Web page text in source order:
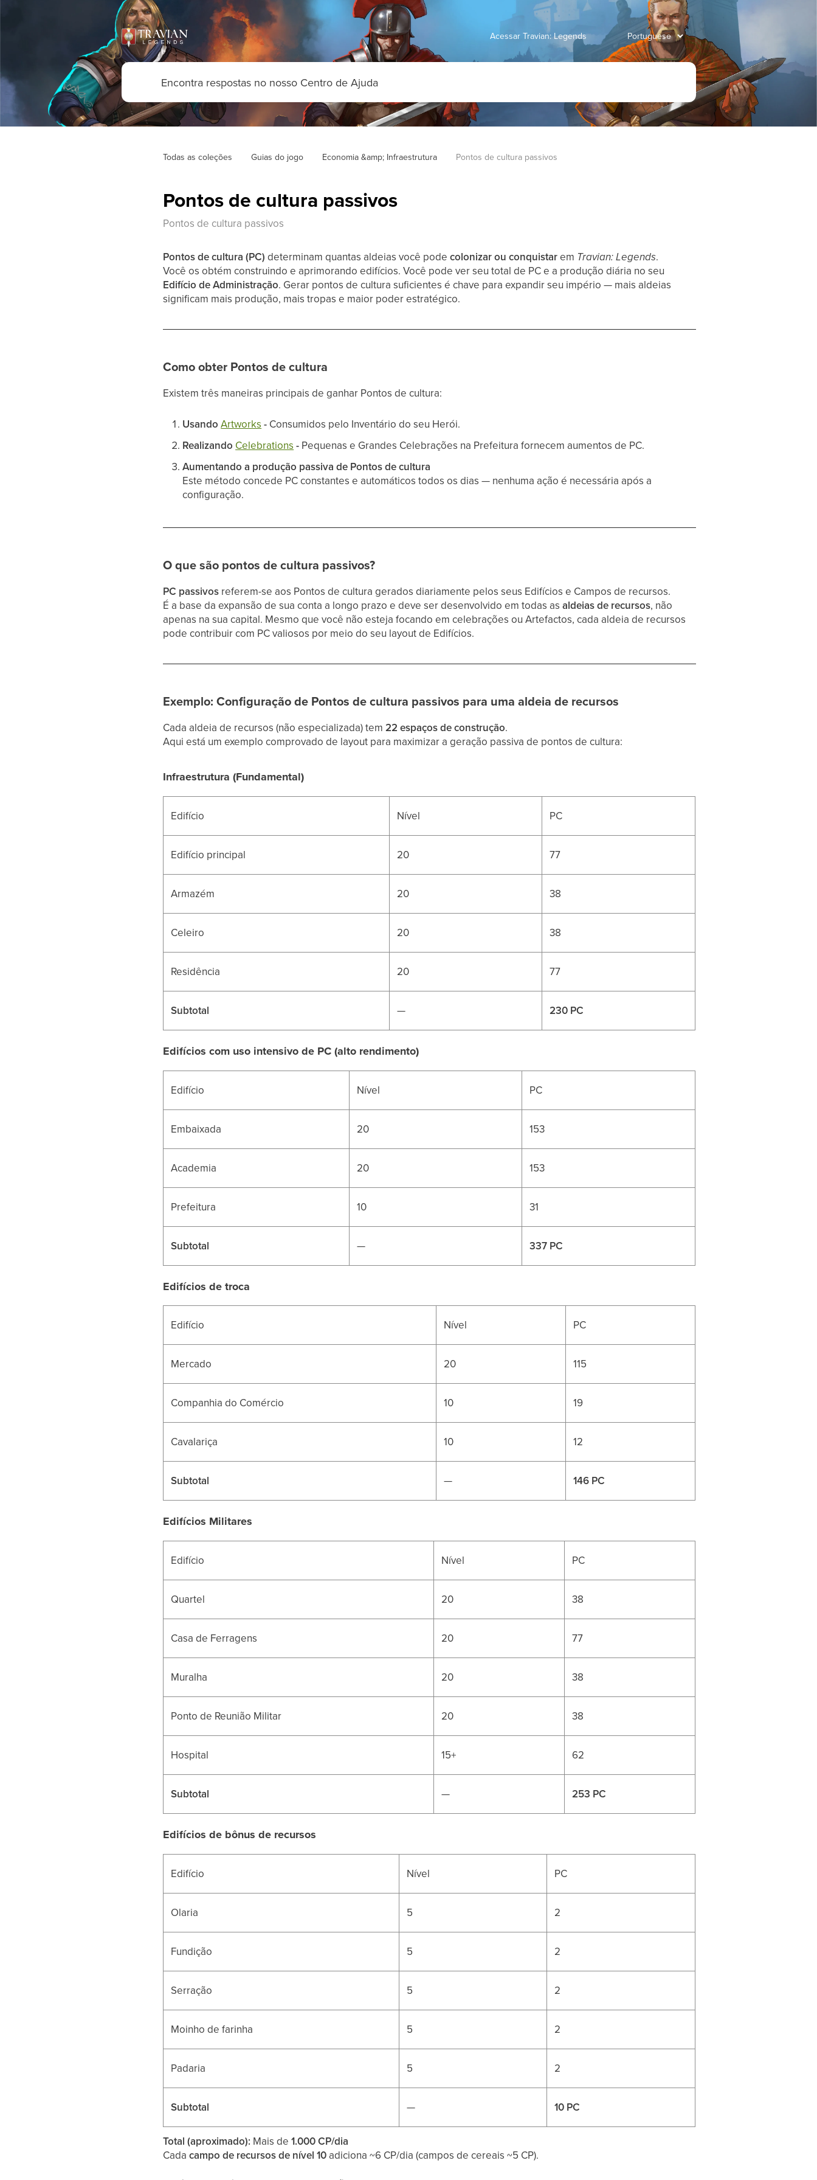
Acessar Travian: Legends
Todas as coleções Guias do jogo Economia &amp; Infraestrutura Pontos de cultura passivos
Pontos de cultura passivos
Pontos de cultura passivos
Pontos de cultura (PC) determinam quantas aldeias você podecolonizar ou conquistarem Travian: Legends.
Você os obtém construindo e aprimorando edifícios. Você pode ver seu total de PC e a produção diária no seu
Edifício de Administração. Gerar pontos de cultura suficientes é chave para expandir seu império — mais aldeias
significam mais produção, mais tropas e maior poder estratégico.
Como obter Pontos de cultura
Existem três maneiras principais de ganhar Pontos de cultura:
UsandoArtworks - Consumidos pelo Inventário do seu Herói.
Realizando Celebrations - Pequenas e Grandes Celebrações na Prefeitura fornecem aumentos de PC.
Aumentando a produção passiva de Pontos de cultura
Este método concede PC constantes e automáticos todos os dias — nenhuma ação é necessária após a
configuração.
O que são pontos de cultura passivos?
PC passivos referem-se aos Pontos de cultura gerados diariamente pelos seus Edifícios e Campos de recursos.
É a base da expansão de sua conta a longo prazo e deve ser desenvolvido em todas asaldeias de recursos, não
apenas na sua capital. Mesmo que você não esteja focando em celebrações ou Artefactos, cada aldeia de recursos
pode contribuir com PC valiosos por meio do seu layout de Edifícios.
Exemplo: Configuração de Pontos de cultura passivos para uma aldeia de recursos
Cada aldeia de recursos (não especializada) tem22 espaços de construção.
Aqui está um exemplo comprovado de layout para maximizar a geração passiva de pontos de cultura:
Infraestrutura (Fundamental)
Edifício Nível PC
Edifício principal 20 77
Armazém 20 38
Celeiro 20 38
Residência 20 77
Subtotal — 230 PC
Edifícios com uso intensivo de PC (alto rendimento)
Edifício Nível PC
Embaixada 20 153
Academia 20 153
Prefeitura 10 31
Subtotal — 337 PC
Edifícios de troca
Edifício Nível PC
Mercado 20 115
Companhia do Comércio 10 19
Cavalariça 10 12
Subtotal — 146 PC
Edifícios Militares
Edifício Nível PC
Quartel 20 38
Casa de Ferragens 20 77
Muralha 20 38
Ponto de Reunião Militar 20 38
Hospital 15+ 62
Subtotal — 253 PC
Edifícios de bônus de recursos
Edifício Nível PC
Olaria 5 2
Fundição 5 2
Serração 5 2
Moinho de farinha 5 2
Padaria 5 2
Subtotal — 10 PC
Total (aproximado): Mais de1.000 CP/dia
Cadacampo de recursos de nível 10 adiciona ~6 CP/dia (campos de cereais ~5 CP).